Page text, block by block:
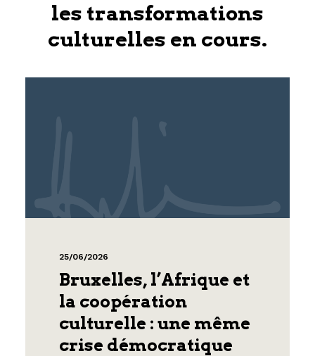
les transformations
culturelles en cours.
25/06/2026
Bruxelles, l’Afrique et
la coopération
culturelle : une même
crise démocratique